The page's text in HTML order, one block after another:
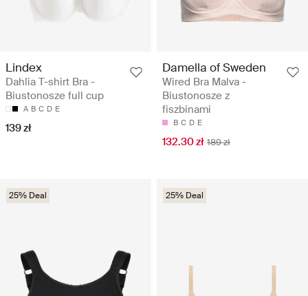
Lindex
Dahlia T-shirt Bra -
Biustonosze full cup
A B C D E
139 zł
Damella of Sweden
Wired Bra Malva -
Biustonosze z
fiszbinami
B C D E
132.30 zł 189 zł
25% Deal 25% Deal